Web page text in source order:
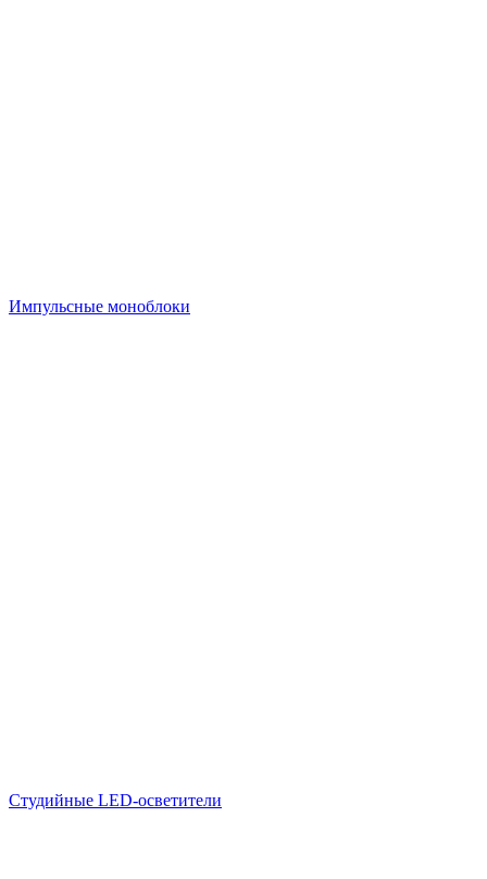
Импульсные моноблоки
Студийные LED-осветители